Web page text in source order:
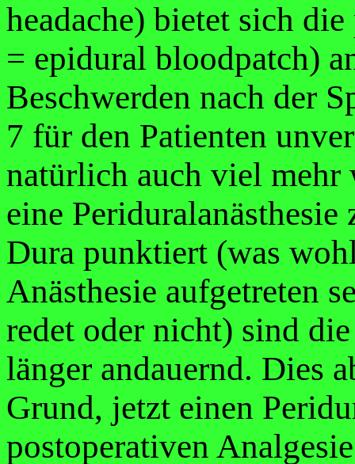
headache) bietet sich
= epidural bloodpatch)
Beschwerden nach der
7 für den Patienten
natürlich auch viel mehr
eine
Dura punktiert (was
Anästhesie aufgetreten
redet oder nicht) sind
länger andauernd. Dies
Grund, jetzt einen
postoperativen